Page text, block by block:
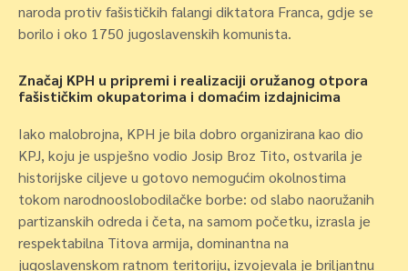
naroda protiv fašističkih falangi diktatora Franca, gdje se
borilo i oko 1750 jugoslavenskih komunista.
Značaj KPH u pripremi i realizaciji oružanog otpora
fašističkim okupatorima i domaćim izdajnicima
Iako malobrojna, KPH je bila dobro organizirana kao dio
KPJ, koju je uspješno vodio Josip Broz Tito, ostvarila je
historijske ciljeve u gotovo nemogućim okolnostima
tokom narodnooslobodilačke borbe: od slabo naoružanih
partizanskih odreda i četa, na samom početku, izrasla je
respektabilna Titova armija, dominantna na
jugoslavenskom ratnom teritoriju, izvojevala je briljantnu